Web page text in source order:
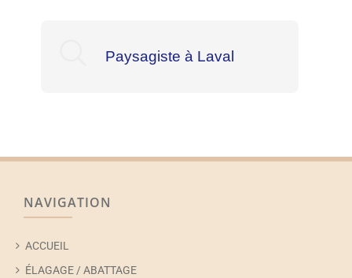
Paysagiste à Laval
NAVIGATION
ACCUEIL
ÉLAGAGE / ABATTAGE